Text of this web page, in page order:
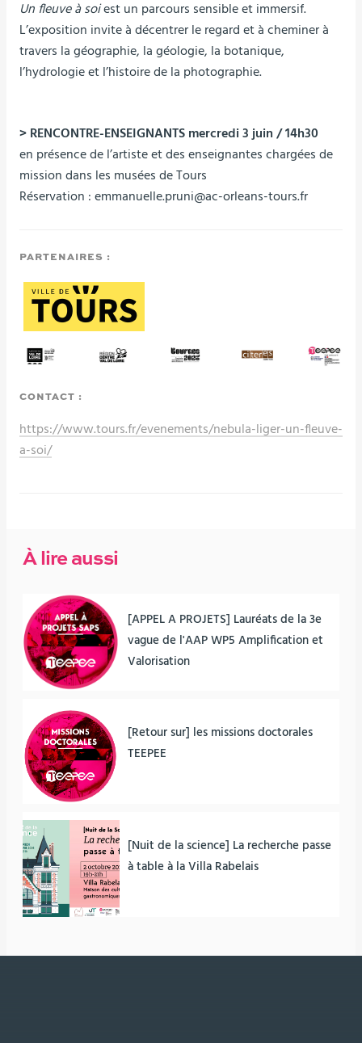
Un fleuve à soiest un parcours sensible et immersif.
L’exposition invite à décentrer le regard et à cheminer à
travers la géographie, la géologie, la botanique,
l’hydrologie et l’histoire de la photographie.
> RENCONTRE-ENSEIGNANTS mercredi 3 juin / 14h30
en présence de l’artiste et des enseignantes chargées de
mission dans les musées de Tours
Réservation : emmanuelle.pruni@ac-orleans-tours.fr
PARTENAIRES :
CONTACT :
https://www.tours.fr/evenements/nebula-liger-un-fleuve-
a-soi/
À lire aussi
[APPEL A PROJETS] Lauréats de la 3e
vague de l'AAP WP5 Amplification et
Valorisation
[Retour sur] les missions doctorales
TEEPEE
[Nuit de la science] La recherche passe
à table à la Villa Rabelais